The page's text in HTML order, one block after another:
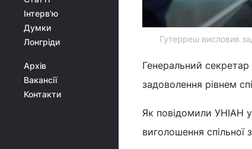
Інтерв'ю
Думки
Лонгріди
Архів
Вакансії
Контакти
Гутерреш висловив
Генеральний секретар
задоволення рівнем
Як повідомили УНІАН
виголошення